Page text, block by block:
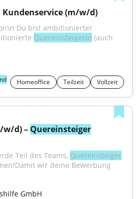
Kundenservice (m/w/d)
Quereinsteigerin (auch
Homeoffice Teilzeit Vollzeit
w/d) – Quereinsteiger
Teil des Teams, Quereinsteiger
wir deine Bewerbung
GmbH